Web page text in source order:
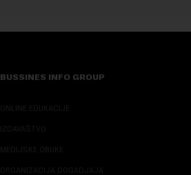
BUSSINES INFO GROUP
ONLINE EDUKACIJE
IZDAVAŠTVO
MEDIJSKE OBUKE
ORGANIZACIJA DOGADJAJA